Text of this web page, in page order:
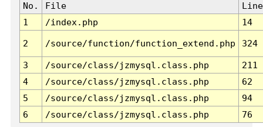
No. File
Line
1
/index.php 14
2 /source/function/function_extend.php 324
3 /source/class/jzmysql.class.php
211
4
/source/class/jzmysql.class.php
62
5
/source/class/jzmysql.class.php
94
6
/source/class/jzmysql.class.php 76